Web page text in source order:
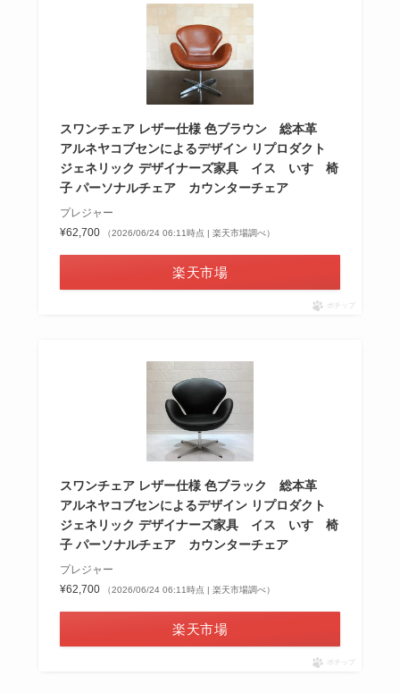
スワンチェア レザー仕様 色ブラウン 総本革
アルネヤコブセンによるデザイン リプロダクト
ジェネリック デザイナーズ家具 イス いす 椅
子 パーソナルチェア カウンターチェア
プレジャー
¥62,700
（2026/06/24 06:11時点 | 楽天市場調べ）
楽天市場
ポチップ
スワンチェア レザー仕様 色ブラック 総本革
アルネヤコブセンによるデザイン リプロダクト
ジェネリック デザイナーズ家具 イス いす 椅
子 パーソナルチェア カウンターチェア
プレジャー
¥62,700
（2026/06/24 06:11時点 | 楽天市場調べ）
楽天市場
ポチップ